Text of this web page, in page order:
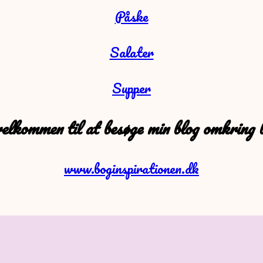
Påske
Salater
Supper
til at besøge min blog omkring
www.boginspirationen.dk